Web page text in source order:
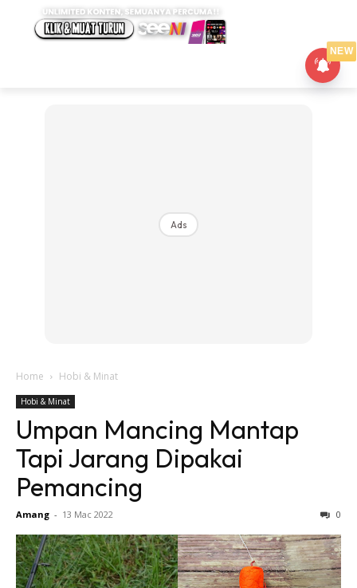
Ads
Home Hobi & Minat
Hobi & Minat
Umpan Mancing Mantap
Tapi Jarang Dipakai
Pemancing
Amang - 13 Mac 2022 0
NEW